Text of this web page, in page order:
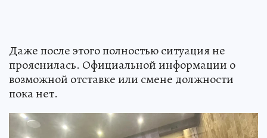
Даже после этого полностью ситуация не
прояснилась. Официальной информации о
возможной отставке или смене должности
пока нет.